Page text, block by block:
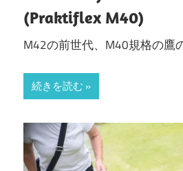
(Praktiflex M40)
M42の前世代、M40規格の鷹
続きを読む